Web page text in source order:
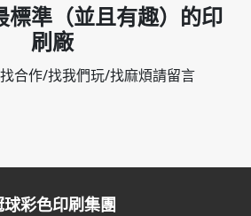
標準（並且有趣）的印
刷廠
合作/找我們玩/找麻煩請留言
球彩色印刷集團